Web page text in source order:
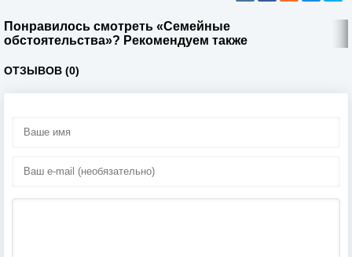
Понравилось смотреть «Семейные
обстоятельства»? Рекомендуем также
ОТЗЫВОВ (0)